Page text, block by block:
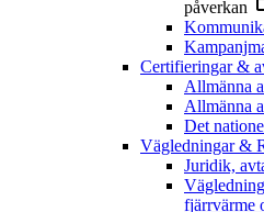
påverkan
Certifieringar &
Allmänna
Allmänna
Det
Vägledningar &
Juridik,
fjärrvärme